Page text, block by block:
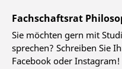
Fachschaftsrat
Sie möchten gern mit
sprechen? Schreiben Sie
Facebook oder Instagram!